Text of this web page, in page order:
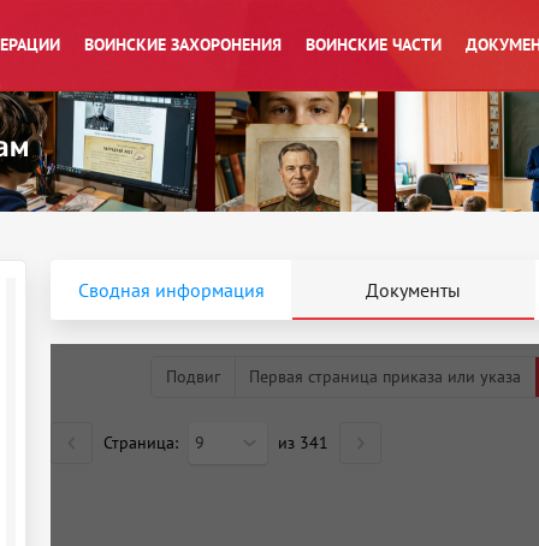
ВОИНСКИЕ ЗАХОРОНЕНИЯ ВОИНСКИЕ ЧАСТИ
Сводная информация Документы
Подвиг Первая страница приказа или указа
Страница: 9 из 341